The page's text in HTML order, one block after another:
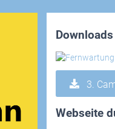
Downloads
3.
Webseite